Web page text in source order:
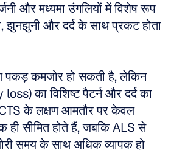
और मध्यमा उंगलियों में विशेष रूप
झुनझुनी और दर्द के साथ प्रकट होता
पकड़ कमजोर हो सकती है, लेकिन
का विशिष्ट पैटर्न और दर्द का
के लक्षण आमतौर पर केवल
ही सीमित होते हैं, जबकि ALS से
समय के साथ अधिक व्यापक हो